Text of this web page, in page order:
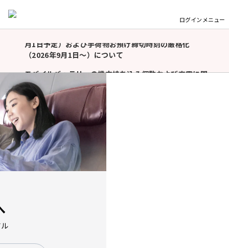
ログイン メニュー
お
ら
せ
月1日予定）および手荷物お預け締切時刻の厳格化
（2026年9月1日〜）について
モバイルバッテリーの機内持ち込み個数および充電に関
するルール変更についてのお願い（2026年4月24日以
降）
令和8年熊本地震に伴う航空券の取り扱い、臨時便、寄
付の受け付けについて
台風13号の影響による運航情報ならびに航空券取り扱い
について（国内線）
羽田空港国内線「北側サテライト」利用開始（2026年9